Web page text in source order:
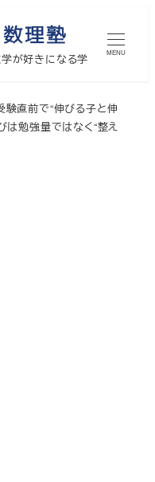
が好きになる学 MENU
験直前で“伸びる子と伸
勉強量ではなく“整え